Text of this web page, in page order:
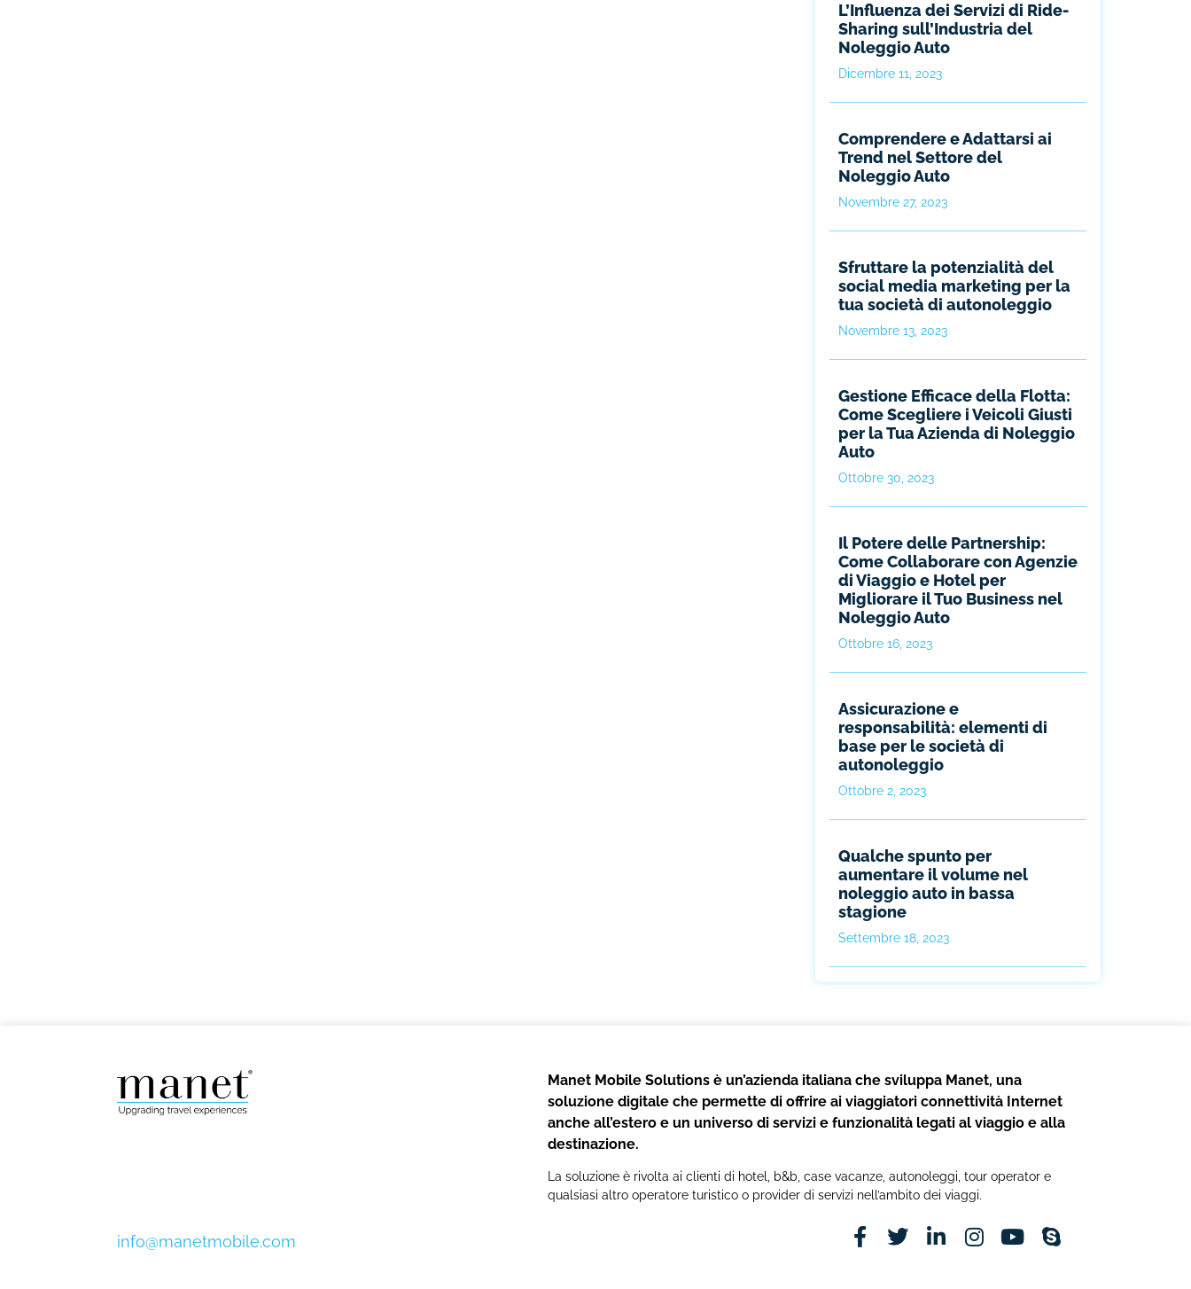
L’Influenza dei Servizi di Ride-
Sharing sull’Industria del
Noleggio Auto
Dicembre 11, 2023
Comprendere e Adattarsi ai
Trend nel Settore del
Noleggio Auto
Novembre 27, 2023
Sfruttare la potenzialità del
social media marketing per la
tua società di autonoleggio
Novembre 13, 2023
Gestione Efficace della Flotta:
Come Scegliere i Veicoli Giusti
per la Tua Azienda di Noleggio
Auto
Ottobre 30, 2023
Il Potere delle Partnership:
Come Collaborare con Agenzie
di Viaggio e Hotel per
Migliorare il Tuo Business nel
Noleggio Auto
Ottobre 16, 2023
Assicurazione e
responsabilità: elementi di
base per le società di
autonoleggio
Ottobre 2, 2023
Qualche spunto per
aumentare il volume nel
noleggio auto in bassa
stagione
Settembre 18, 2023
Manet Mobile Solutions è un’azienda italiana che sviluppa Manet, una
soluzione digitale che permette di offrire ai viaggiatori connettività Internet
anche all’estero e un universo di servizi e funzionalità legati al viaggio e alla
destinazione.
La soluzione è rivolta ai clienti di hotel, b&b, case vacanze, autonoleggi, tour operator e
qualsiasi altro operatore turistico o provider di servizi nell’ambito dei viaggi.
info@manetmobile.com